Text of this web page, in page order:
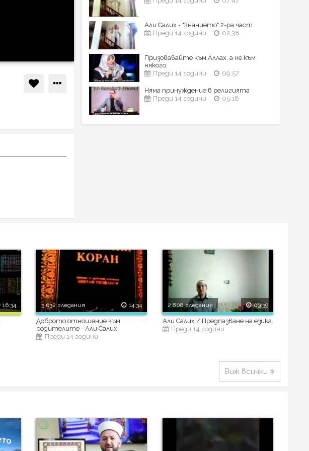
Али Салих - "Знанието" 2-ра част
Преди 14 години
02:38
Призовавайте към Аллах, а не към
някого
Преди 14 години
09:57
Няма принуждение в религията
Преди 14 години
05:18
16:34 3 632 гледания 14:34
Доброто отношение към
родителите - Али Салих
Преди 14 години
2 808 гледания 09:39
Али Салих / Предпазване на езика.
Преди 14 години
Виж всички